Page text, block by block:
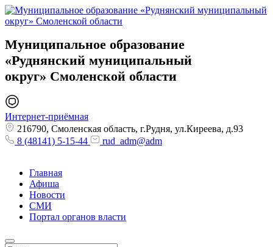
Муниципальное образование
«Руднянский муниципальный
округ» Смоленской области
Интернет-приёмная
216790, Смоленская область, г.Рудня, ул.Киреева, д.93
8 (48141) 5-15-44
rud_adm@adm
Главная
Афиша
Новости
СМИ
Портал органов власти